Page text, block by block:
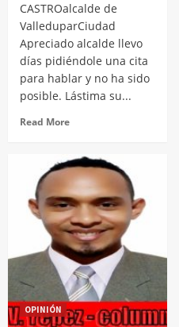
CASTROalcalde de
ValleduparCiudad
Apreciado alcalde llevo
días pidiéndole una cita
para hablar y no ha sido
posible. Lástima su...
Read More
OPINIÓN